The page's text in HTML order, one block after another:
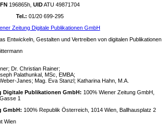
FN196865h, UIDATU 49871704
Tel.: 01/20 699-295
Zeitung Digitale Publikationen GmbH
Entwickeln, Gestalten und Vertreiben von digitalen Publikationen
Dr. Christian Rainer;
Palathunkal, MSc, EMBA;
Janes; Mag. Eva Stanzl; Katharina Hahn, M.A.
Digitale Publikationen GmbH: 100% Wiener Zeitung GmbH,
1
GmbH: 100% Republik Österreich, 1014 Wien, Ballhausplatz 2
Wien